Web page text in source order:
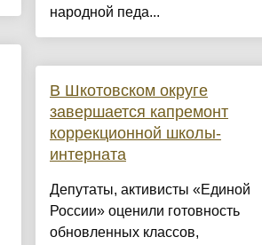
народной педа...
В Шкотовском округе
завершается капремонт
коррекционной школы-
интерната
Депутаты, активисты «Единой
России» оценили готовность
обновленных классов,